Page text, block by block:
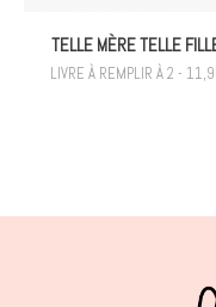
TELLE MÈRE TELLE
LIVRE À REMPLIR À 2 -